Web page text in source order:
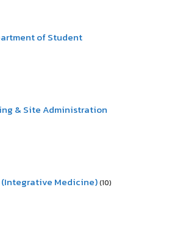
of Student
& Site Administration
Medicine)(10)